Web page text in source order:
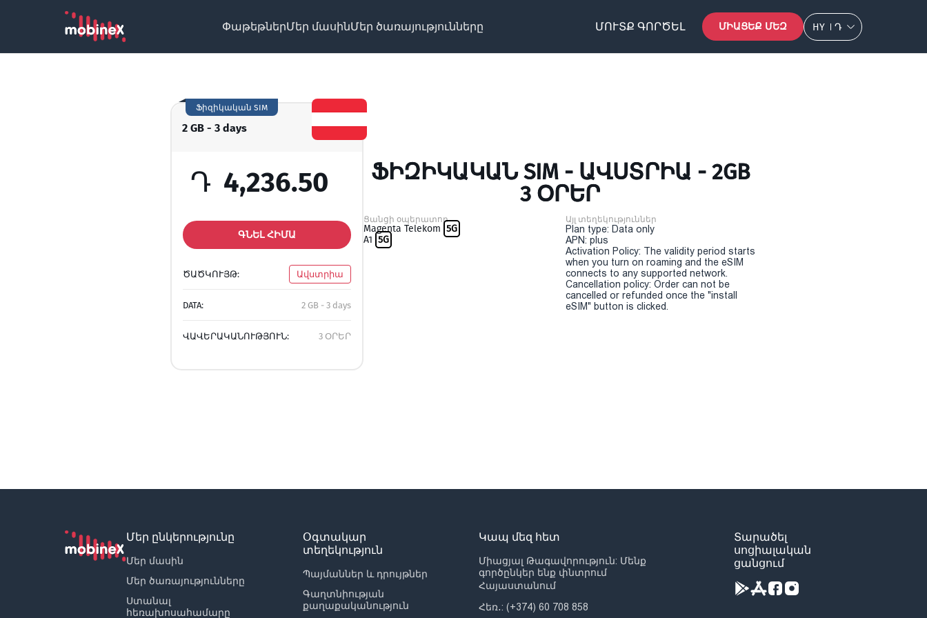
ՓաթեթներՄեր մասինՄեր ծառայությունները ՄՈՒՏՔ ԳՈՐԾԵԼ ՄԻԱՑԵՔ ՄԵԶ HY Դ
2 GB - 3 days
Ֆիզիկական SIM
Դ 4,236.50
ԳՆԵԼ ՀԻՄԱ
ԾԱԾԿՈՒՅԹ: Ավստրիա
DATA: 2 GB - 3 days
ՎԱՎԵՐԱԿԱՆՈՒԹՅՈՒՆ: 3 ՕՐԵՐ
ՖԻԶԻԿԱԿԱՆ SIM - ԱՎՍՏՐԻԱ - 2GB
3 ՕՐԵՐ
Ցանցի օպերատոր
Magenta Telekom 5G
A1 5G
Այլ տեղեկություններ
Plan type: Data only
APN: plus
Activation Policy: The validity period starts
when you turn on roaming and the eSIM
connects to any supported network.
Cancellation policy: Order can not be
cancelled or refunded once the "install
eSIM" button is clicked.
Մեր ընկերությունը
Մեր մասին
Մեր ծառայությունները
Ստանալ
հեռախոսահամարը
Օգտակար
տեղեկություն
Պայմաններ և դրույթներ
Գաղտնիության
քաղաքականություն
Կապ մեզ հետ
Միացյալ Թագավորություն: Մենք
գործընկեր ենք փնտրում
Հայաստանում
Հեռ․: (+374) 60 708 858
Տարածել
սոցիալական
ցանցում